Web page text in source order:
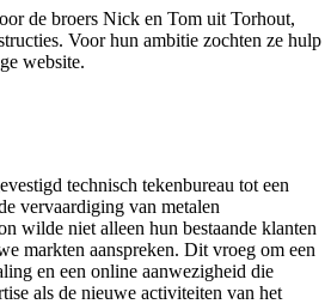
de broers Nick en Tom uit Torhout,
Voor hun ambitie zochten ze hulp
website.
technisch tekenbureau tot een
vervaardiging van metalen
wilde niet alleen hun bestaande klanten
markten aanspreken. Dit vroeg om een
en een online aanwezigheid die
als de nieuwe activiteiten van het